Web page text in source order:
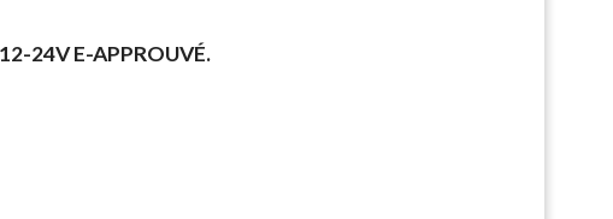
24V E-APPROUVÉ.